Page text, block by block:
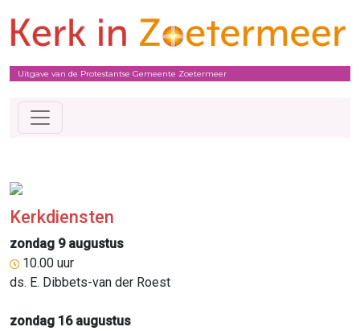
Uitgave van de Protestantse Gemeente Zoetermeer
Kerkdiensten
zondag 9 augustus
10.00 uur
ds. E. Dibbets-van der Roest
zondag 16 augustus